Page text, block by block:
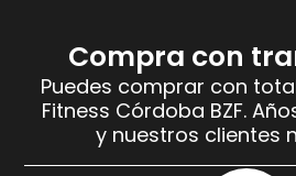
Compra con
Puedes comprar con
Fitness Córdoba BZF.
y nuestros clientes